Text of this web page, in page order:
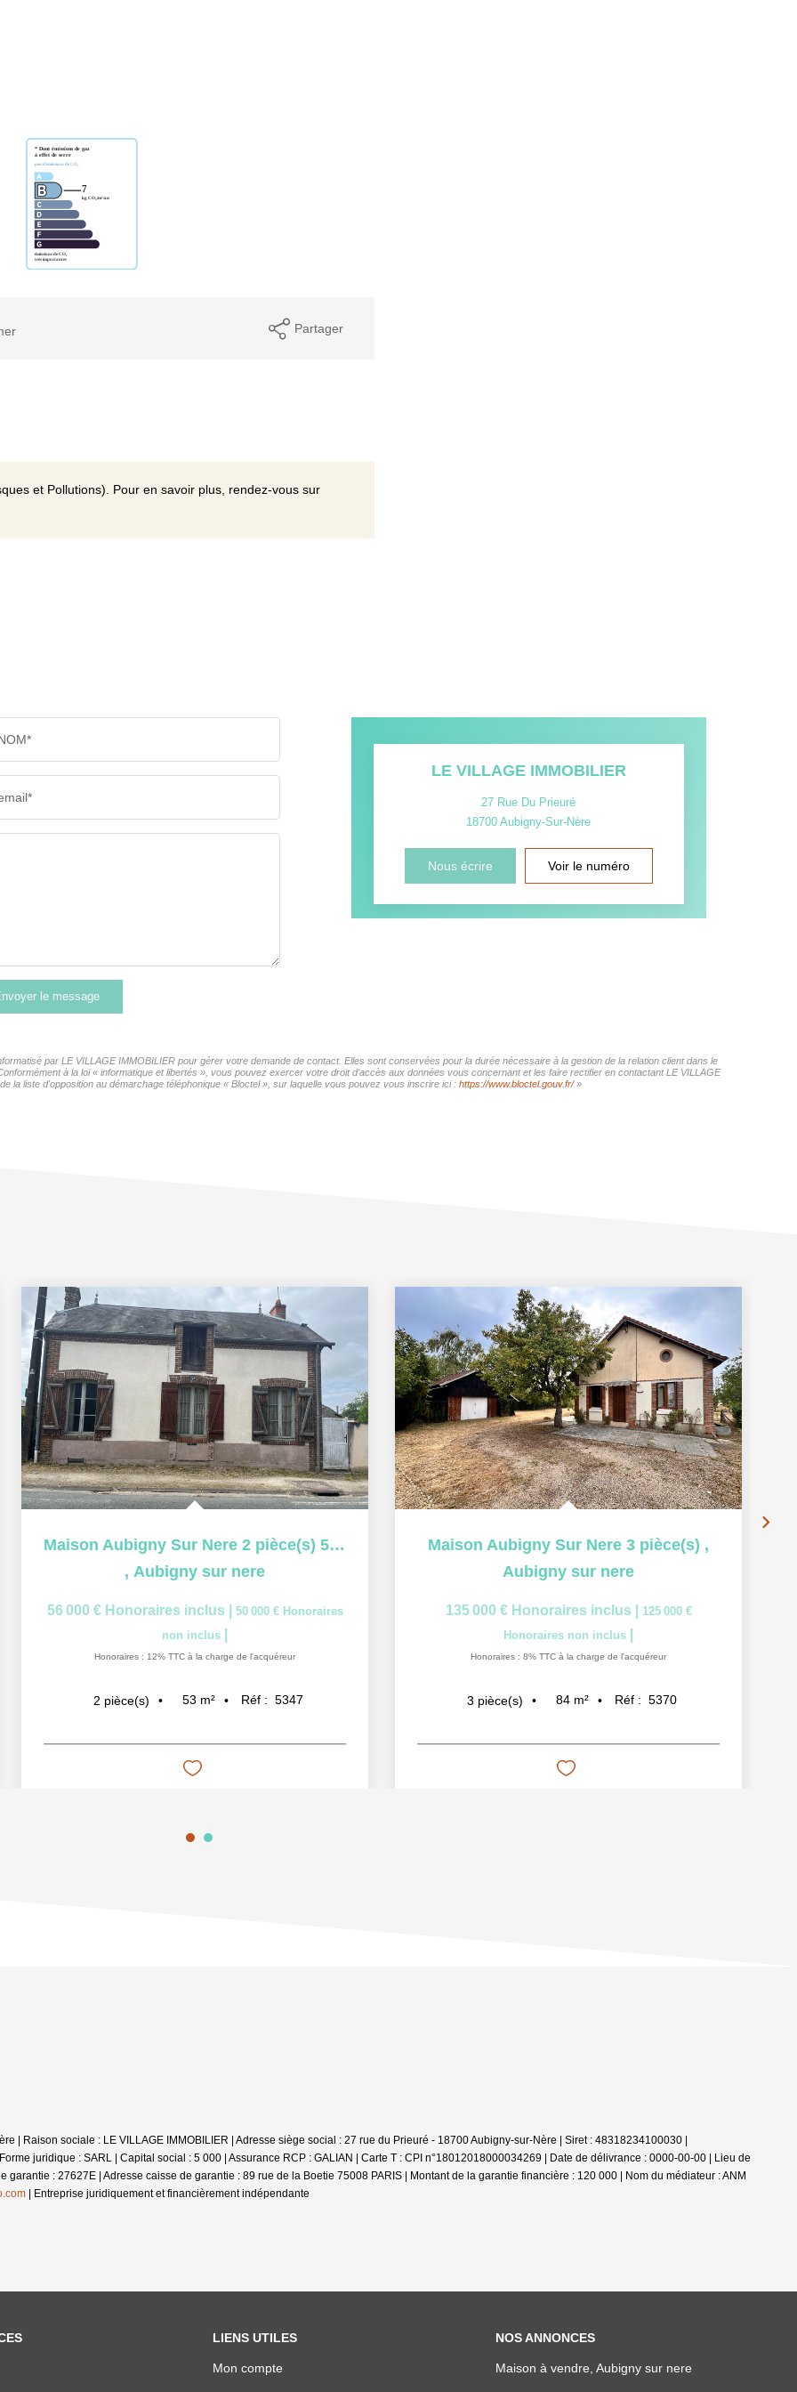
Partager
et Pollutions). Pour en savoir plus, rendez-vous sur
le message
LE VILLAGE IMMOBILIER
27 Rue Du Prieuré
18700Aubigny-Sur-Nère
Nous écrire Voir le numéro
par LE VILLAGE IMMOBILIER pour gérer votre demande de contact. Elles sont conservées pour la durée nécessaire à la gestion de la relation client dans le
à la loi « informatique et libertés », vous pouvez exercer votre droit d'accès aux données vous concernant et les faire rectifier en contactant LE VILLAGE
la liste d'opposition au démarchage téléphonique « Bloctel », sur laquelle vous pouvez vous inscrire ici : https://www.bloctel.gouv.fr/»
Maison Aubigny Sur Nere 2 pièce(s) 53 m2
, Aubigny sur nere
56 000 € Honoraires inclus 50 000 € Honoraires
non inclus
Honoraires : 12% TTC à la charge de l'acquéreur
2 pièce(s) 53 m² Réf : 5347
Maison Aubigny Sur Nere 3 pièce(s) ,
Aubigny sur nere
135 000 € Honoraires inclus
125 000 €
Honoraires non inclus
Honoraires : 8% TTC à la charge de l'acquéreur
3 pièce(s) 84 m² Réf : 5370
| Raison sociale : LE VILLAGE IMMOBILIER | Adresse siège social : 27 rue du Prieuré - 18700 Aubigny-sur-Nère | Siret : 48318234100030 |
juridique : SARL | Capital social : 5 000 | Assurance RCP : GALIAN | Carte T : CPI n°18012018000034269 | Date de délivrance : 0000-00-00 | Lieu de
: 27627E | Adresse caisse de garantie : 89 rue de la Boetie 75008 PARIS | Montant de la garantie financière : 120 000 | Nom du médiateur : ANM
Entreprise juridiquement et financièrement indépendante
LIENS UTILES
Mon compte
NOS ANNONCES
Maison à vendre, Aubigny sur nere